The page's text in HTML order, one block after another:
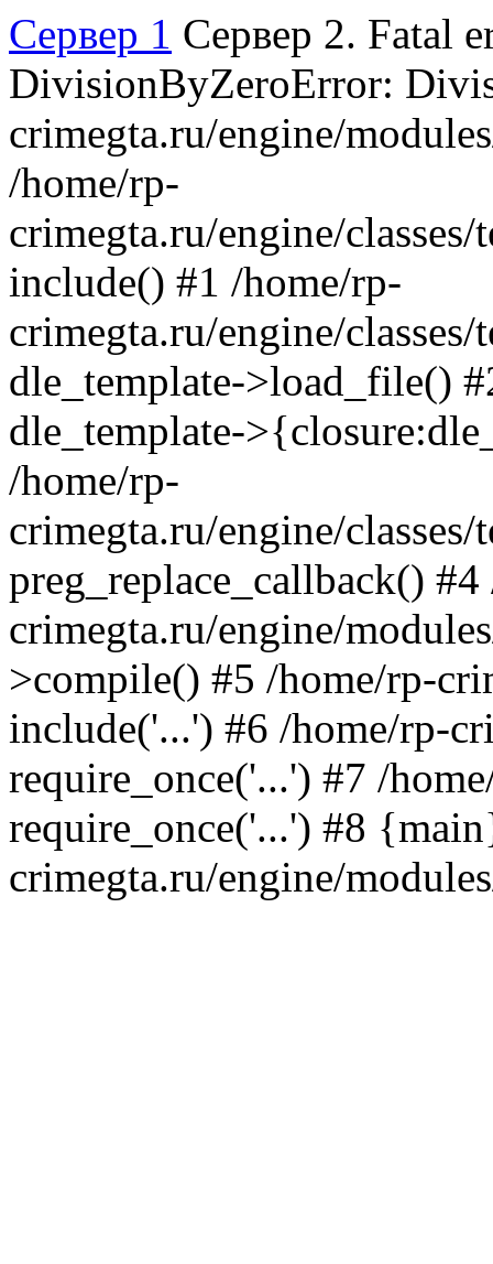
Сервер 1 Сервер 2. Fatal
DivisionByZeroError:
crimegta.ru/engine/
/home/rp-
crimegta.ru/engine/
include() #1 /home/rp-
crimegta.ru/engine/
dle_template->load_file()
dle_template-
/home/rp-
crimegta.ru/engine/
preg_replace_callback()
crimegta.ru/engine/
>compile() #5 /home/rp-
include('...') #6 /home/rp-
require_once('...') #7 /
require_once('...') #8
crimegta.ru/engine/